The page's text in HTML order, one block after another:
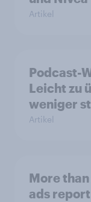
Artikel
Podcast-
Leicht zu
weniger
Artikel
More
ads